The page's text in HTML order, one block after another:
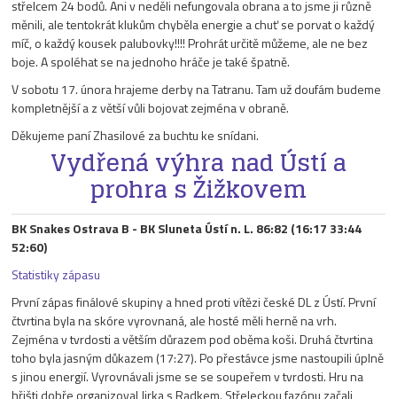
střelcem 24 bodů. Ani v neděli nefungovala obrana a to jsme ji různě
měnili, ale tentokrát klukům chyběla energie a chuť se porvat o každý
míč, o každý kousek palubovky!!!! Prohrát určitě můžeme, ale ne bez
boje. A spoléhat se na jednoho hráče je také špatně.
V sobotu 17. února hrajeme derby na Tatranu. Tam už doufám budeme
kompletnější a z větší vůli bojovat zejména v obraně.
Děkujeme paní Zhasilové za buchtu ke snídani.
Vydřená výhra nad Ústí a
prohra s Žižkovem
BK Snakes Ostrava B - BK Sluneta Ústí n. L. 86:82 (16:17 33:44
52:60)
Statistiky zápasu
První zápas finálové skupiny a hned proti vítězi české DL z Ústí. První
čtvrtina byla na skóre vyrovnaná, ale hosté měli herně na vrh.
Zejména v tvrdosti a větším důrazem pod oběma koši. Druhá čtvrtina
toho byla jasným důkazem (17:27). Po přestávce jsme nastoupili úplně
s jinou energií. Vyrovnávali jsme se se soupeřem v tvrdosti. Hru na
hřišti dobře organizoval Jirka s Radkem. Střeleckou fazónu začali